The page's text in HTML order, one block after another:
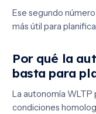
Ese segundo
más útil para
Por qué la
basta para
La autonomía
condiciones